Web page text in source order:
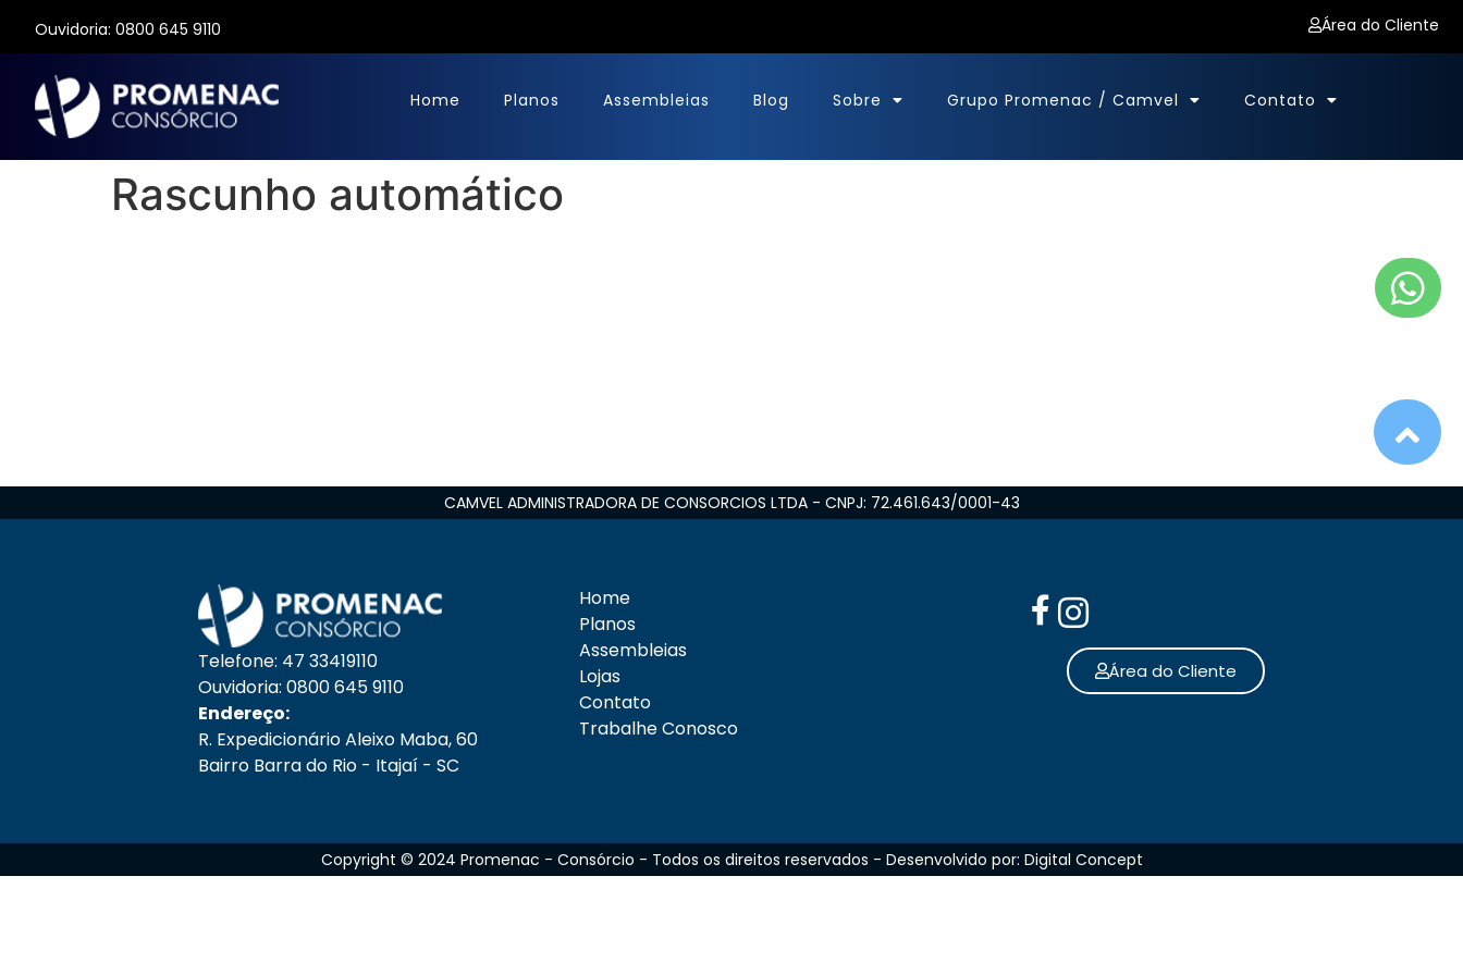
Ouvidoria: 0800 645 9110 Área do Cliente
Home Planos Assembleias Blog Sobre Grupo Promenac / Camvel Contato
Rascunho automático
CAMVEL ADMINISTRADORA DE CONSORCIOS LTDA - CNPJ: 72.461.643/0001-43
Telefone: 47 33419110
Ouvidoria: 0800 645 9110
Endereço:
R. Expedicionário Aleixo Maba, 60
Bairro Barra do Rio - Itajaí - SC
Home
Planos
Assembleias
Lojas
Contato
Trabalhe Conosco
Área do Cliente
Copyright © 2024 Promenac - Consórcio - Todos os direitos reservados - Desenvolvido por: Digital Concept